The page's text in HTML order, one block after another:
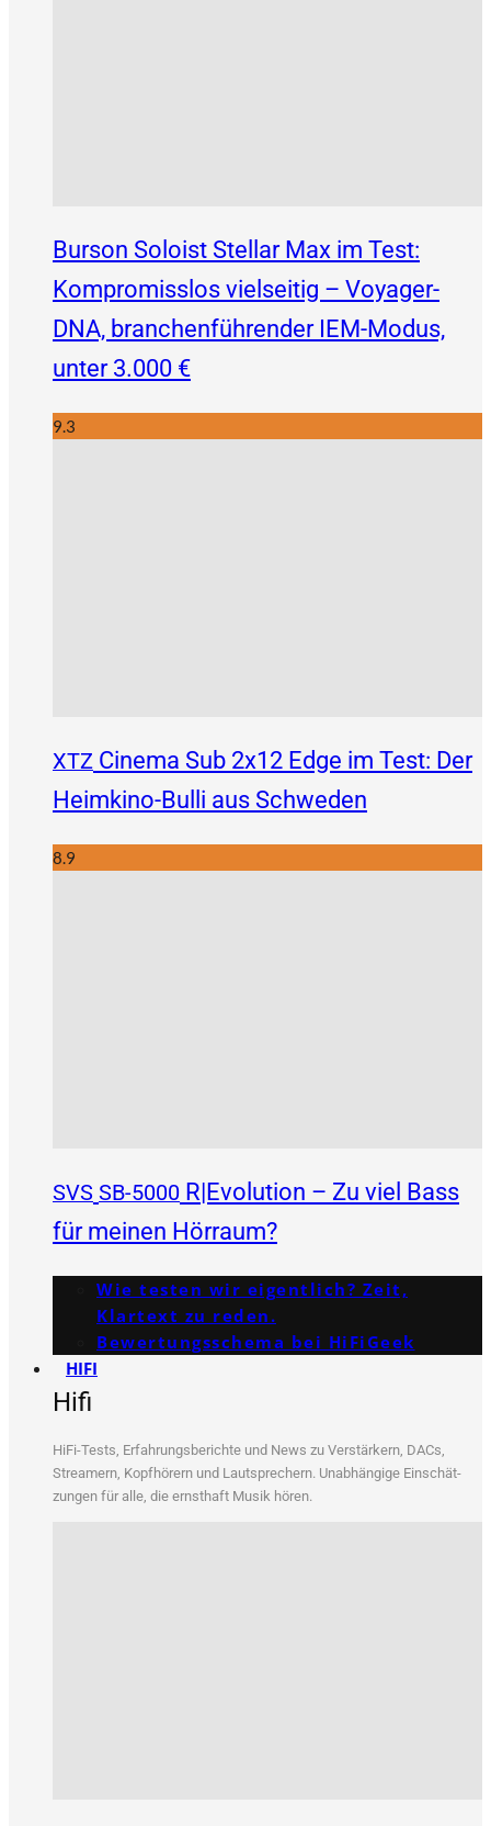
Burson Soloist Stellar Max im Test:
Kompromisslos vielseitig – Voyager-
DNA, branchenführender IEM-Modus,
unter 3.000 €
9.3
XTZ Cinema Sub 2x12 Edge im Test: Der
Heimkino-Bulli aus Schweden
8.9
SVS SB-5000 R|Evolution – Zu viel Bass
für meinen Hörraum?
Wie testen wir eigentlich? Zeit,
Klartext zu reden.
Bewertungs­schema bei HiFiGeek
HIFI
Hifi
HiFi-Tests, Erfah­rungs­be­rich­te und News zu Ver­stär­kern, DACs,
Strea­mern, Kopf­hö­rern und Laut­spre­chern. Unab­hän­gi­ge Ein­schät­
zun­gen für alle, die ernst­haft Musik hören.